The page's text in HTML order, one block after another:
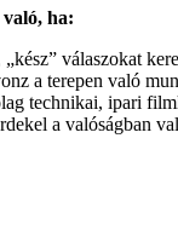
ha:
„kész” válaszokat
a terepen való
technikai, ipari
a valóságban